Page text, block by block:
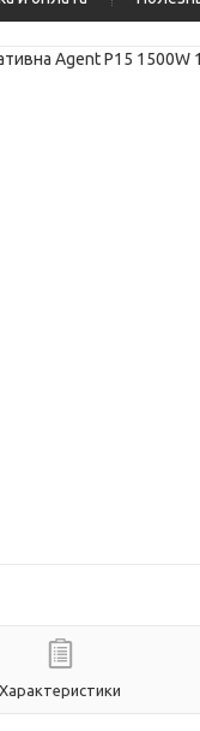
Характеристики